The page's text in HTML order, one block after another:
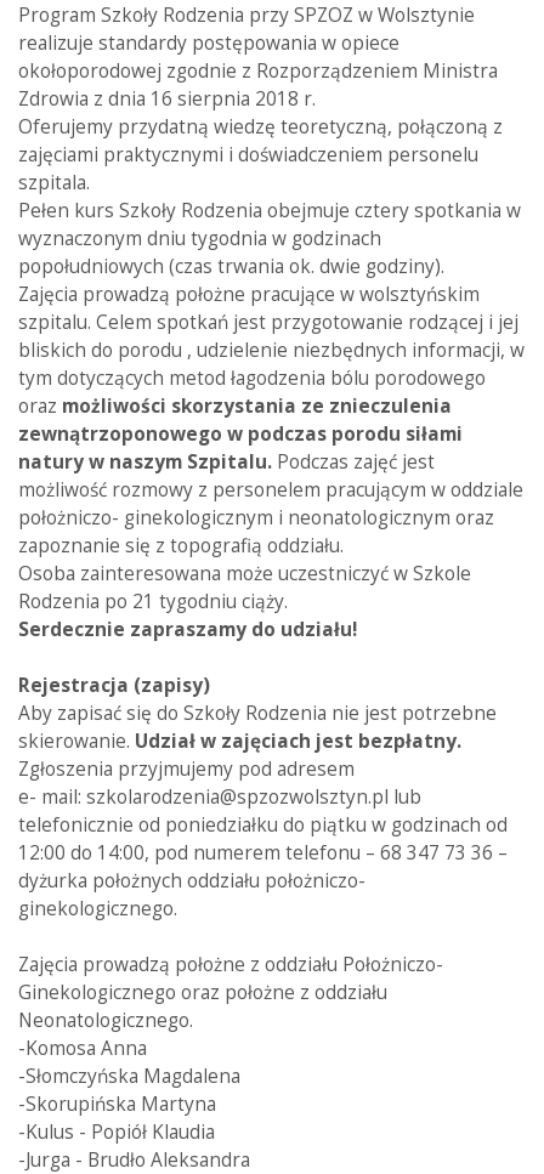
Program Szkoły Rodzenia przy SPZOZ w Wolsztynie
realizuje standardy postępowania w opiece
okołoporodowej zgodnie z Rozporządzeniem Ministra
Zdrowia z dnia 16 sierpnia 2018 r.
Oferujemy przydatną wiedzę teoretyczną, połączoną z
zajęciami praktycznymi i doświadczeniem personelu
szpitala.
Pełen kurs Szkoły Rodzenia obejmuje cztery spotkania w
wyznaczonym dniu tygodnia w godzinach
popołudniowych (czas trwania ok. dwie godziny).
Zajęcia prowadzą położne pracujące w wolsztyńskim
szpitalu. Celem spotkań jest przygotowanie rodzącej i jej
bliskich do porodu , udzielenie niezbędnych informacji, w
tym dotyczących metod łagodzenia bólu porodowego
oraz możliwości skorzystania ze znieczulenia
zewnątrzoponowego w podczas porodu siłami
natury w naszym Szpitalu. Podczas zajęć jest
możliwość rozmowy z personelem pracującym w oddziale
położniczo- ginekologicznym i neonatologicznym oraz
zapoznanie się z topografią oddziału.
Osoba zainteresowana może uczestniczyć w Szkole
Rodzenia po 21 tygodniu ciąży.
Serdecznie zapraszamy do udziału!
Rejestracja (zapisy)
Aby zapisać się do Szkoły Rodzenia nie jest potrzebne
skierowanie. Udział w zajęciach jest bezpłatny.
Zgłoszenia przyjmujemy pod adresem
e- mail: szkolarodzenia@spzozwolsztyn.pl lub
telefonicznie od poniedziałku do piątku w godzinach od
12:00 do 14:00, pod numerem telefonu – 68 347 73 36 –
dyżurka położnych oddziału położniczo-
ginekologicznego.
Zajęcia prowadzą położne z oddziału Położniczo-
Ginekologicznego oraz położne z oddziału
Neonatologicznego.
-Komosa Anna
-Słomczyńska Magdalena
-Skorupińska Martyna
-Kulus - Popiół Klaudia
-Jurga - Brudło Aleksandra